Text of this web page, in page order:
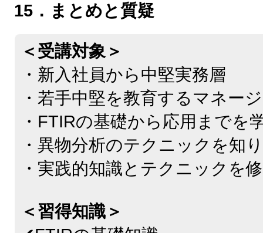
15．まとめと質疑
＜受講対象＞
・新入社員から中堅実務層
・若手中堅を教育するマネー
・FTIRの基礎から応用までを
・異物分析のテクニックを知
・実践的知識とテクニックを
＜習得知識＞